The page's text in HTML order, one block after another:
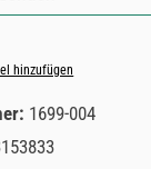
hinzufügen
1699-004